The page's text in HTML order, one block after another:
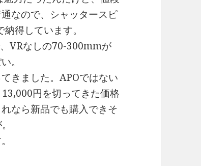
なので、シャッタースピ
得しています。
VRなしの70-300mmが
。
きました。APOではない
円を切ってきた価格
なら新品でも購入できそ